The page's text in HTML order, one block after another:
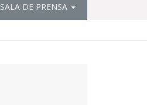
SALA DE PRENSA